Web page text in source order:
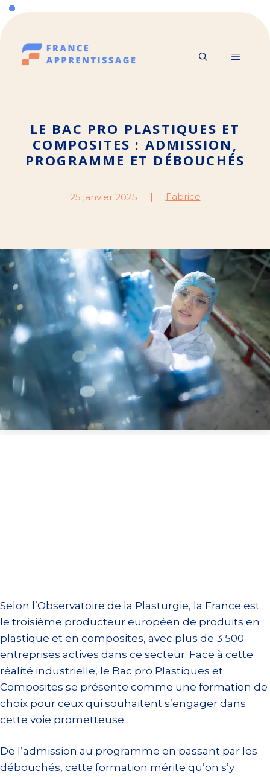
Aller
au
contenu
MENU
LE BAC PRO PLASTIQUES ET
COMPOSITES : ADMISSION,
PROGRAMME ET DÉBOUCHÉS
25 janvier 2025 Fabrice
Selon l’Observatoire de la Plasturgie, la France est
le troisième producteur européen de produits en
plastique et en composites, avec plus de 3 500
entreprises actives dans ce secteur. Face à cette
réalité industrielle, le Bac pro Plastiques et
Composites se présente comme une formation de
choix pour ceux qui souhaitent s’engager dans
cette voie prometteuse.
De l’admission au programme en passant par les
débouchés, cette formation mérite qu’on s’y